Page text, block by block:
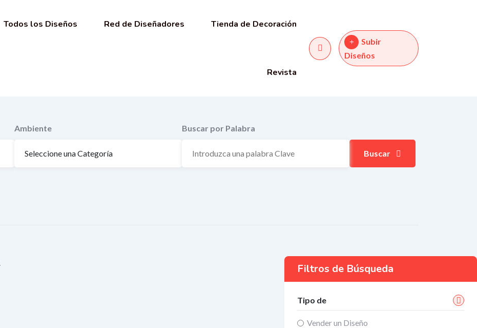
Todos los Diseños Red de Diseñadores Tienda de Decoración
Revista
Subir
Diseños
Ambiente Buscar por Palabra
Buscar
Filtros de Búsqueda
Tipo de
Vender un Diseño